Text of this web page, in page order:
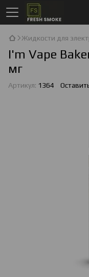
Жидкости для
I'm Vape
мг
Артикул: 1364